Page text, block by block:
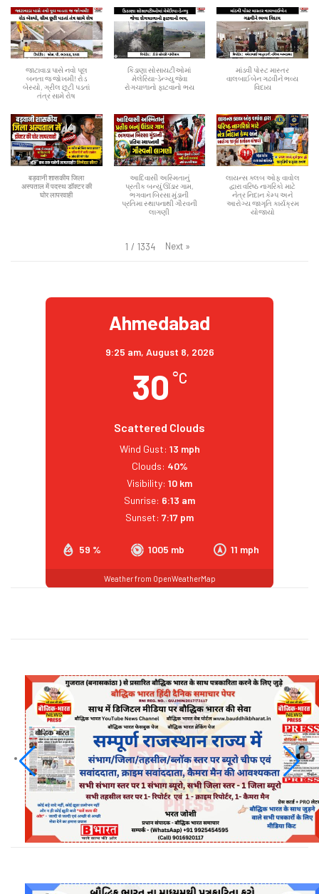
જાટાવાડા પાસે નવો પૂલ
બનતા જ જોખમી! રોડ
બેસ્યો, ગ્રીલ છૂટી પડતાં
તંત્ર સામે રોષ
કિડાણા સોસાયટીઓમાં
મેલેરિયા-ડેન્ગ્યુ જેવા
રોગચાળાનો ફાટવાનો ભય
માંડવી પોસ્ટ માસ્તર
વાલબાઈબેન ગઢવીને ભવ્ય
વિદાય
बड़वानी शासकीय जिला
अस्पताल में पदस्थ डॉक्टर की
घोर लापरवाही
આદિવાસી અસ્મિતાનું
પ્રતીક બન્યું ઊંડાર ગામ,
ભગવાન બિરસા મુંડાની
પ્રતિમા સ્થાપનાથી ગૌરવની
લાગણી
લાયન્સ ક્લબ ઓફ વાવોલ
દ્વારા વરિષ્ઠ નાગરિકો માટે
નેત્ર નિદાન કેમ્પ અને
આરોગ્ય જાગૃતિ કાર્યક્રમ
યોજાયો
1 / 1334 Next »
Ahmedabad
9:25 am, August 8, 2026
30 °C
Scattered Clouds
59 % 1005 mb 11 mph
Wind Gust: 13 mph
Clouds: 40%
Visibility: 10 km
Sunrise: 6:13 am
Sunset: 7:17 pm
Weather from OpenWeatherMap